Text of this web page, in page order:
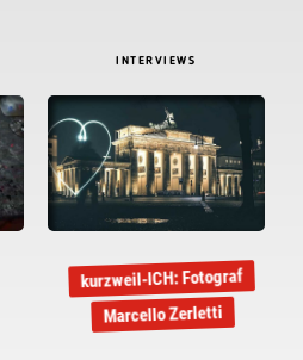
INTERVIEWS
kurzweil-ICH: Fotograf
Marcello Zerletti